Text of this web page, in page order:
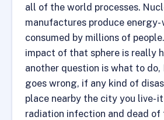
all of the world processes.
manufactures produce energy-
consumed by millions of
impact of that sphere is really
another question is what to
goes wrong, if any kind of
place nearby the city you live-
radiation infection and dead of